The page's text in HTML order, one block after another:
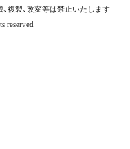
複製、改変等は禁止いたします
reserved